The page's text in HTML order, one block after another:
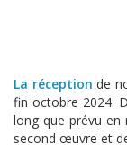
La réception de
fin octobre 2024.
long que prévu en
second œuvre et